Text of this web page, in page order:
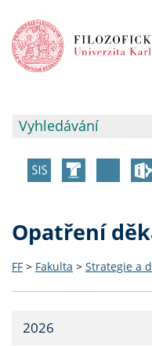
Opatření
FF > Fakulta > Strategie a
2026